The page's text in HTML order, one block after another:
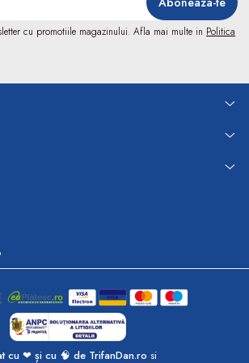
cu promotiile magazinului. Afla mai multe in Politica
cu ❤ și cu 🧠 de TrifanDan.ro si